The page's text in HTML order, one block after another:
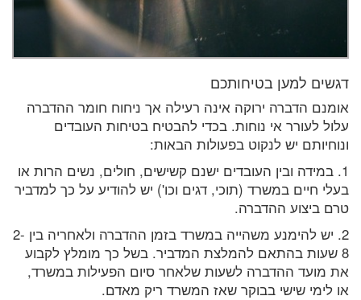
דגשים למען בטיחותכם
אומנם הדברה ירוקה אינה רעילה אך ניחוח חומר ההדברה
עלול לעורר אי נוחות. בכדי להבטיח בטיחות העובדים
ונוחיותם יש לנקוט בפעולות הבאות:
1. במידה ובין העובדים ישנם קשישים, חולים, נשים הרות או
בעלי חיים במשרד (תוכי, דגים וכו') יש להודיע על כך למדביר
טרם ביצוע ההדברה.
2. יש להימנע משהייה במשרד בזמן ההדברה ולאחריה בין 2-
8 שעות בהתאם להמלצת המדביר. בשל כך מומלץ לקבוע
את מועד ההדברה לשעות שלאחר סיום הפעילות במשרד,
או לימי שישי בבוקר שאז המשרד ריק מאדם.